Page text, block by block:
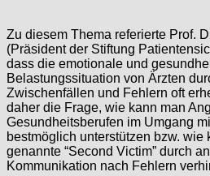
Zu diesem Thema referierte Prof.
(Präsident der Stiftung
dass die emotionale und
Belastungssituation von Ärzten
Zwischenfällen und Fehlern oft
daher die Frage, wie kann man
Gesundheitsberufen im Umgang
bestmöglich unterstützen bzw. wie
genannte “Second Victim” durch
Kommunikation nach Fehlern